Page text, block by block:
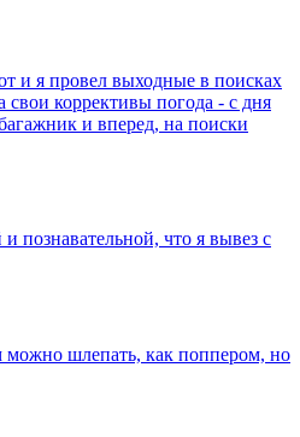
и я провел выходные в поисках
свои коррективы погода - с дня
и вперед, на поиски
познавательной, что я вывез с
можно шлепать, как поппером, но